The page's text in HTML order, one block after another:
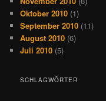
Oktober 2010 (1)
September 2010 (11)
August 2010 (6)
Juli 2010 (5)
SCHLAGWÖRTER